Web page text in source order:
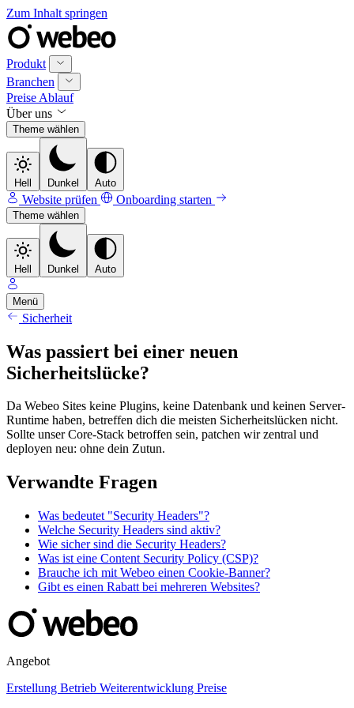
Zum Inhalt springen
Produkt
Branchen
Preise Ablauf
Über uns
Theme wählen
Hell Dunkel Auto
Website prüfen Onboarding starten
Theme wählen
Hell Dunkel Auto
Menü
Sicherheit
Was passiert bei einer neuen
Sicherheitslücke?
Da Webeo Sites keine Plugins, keine Datenbank und keinen Server-
Runtime haben, betreffen dich die meisten Sicherheitslücken nicht.
Sollte unser Core-Stack betroffen sein, patchen wir zentral und
deployen neu: ohne dein Zutun.
Verwandte Fragen
Was bedeutet "Security Headers"?
Welche Security Headers sind aktiv?
Wie sicher sind die Security Headers?
Was ist eine Content Security Policy (CSP)?
Brauche ich mit Webeo einen Cookie-Banner?
Gibt es einen Rabatt bei mehreren Websites?
Angebot
Erstellung Betrieb Weiterentwicklung Preise